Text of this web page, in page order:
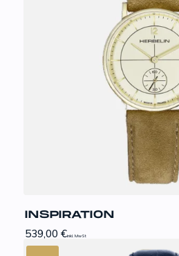
INSPIRATION
539,00€inkl. MwSt